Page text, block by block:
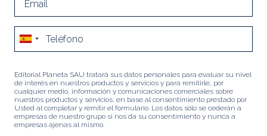
Editorial Planeta SAU tratará sus datos personales para evaluar su nivel
de interés en nuestros productos y servicios y para remitirle, por
cualquier medio, información y comunicaciones comerciales sobre
nuestros productos y servicios, en base al consentimiento prestado por
Usted al completar y remitir el formulario. Los datos sólo se cederán a
empresas de nuestro grupo si nos da su consentimiento y nunca a
empresas ajenas al mismo.